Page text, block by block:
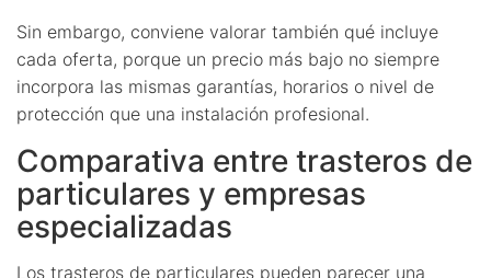
Sin embargo, conviene valorar también qué incluye
cada oferta, porque un precio más bajo no siempre
incorpora las mismas garantías, horarios o nivel de
protección que una instalación profesional.
Comparativa entre trasteros de
particulares y empresas
especializadas
Los trasteros de particulares pueden parecer una